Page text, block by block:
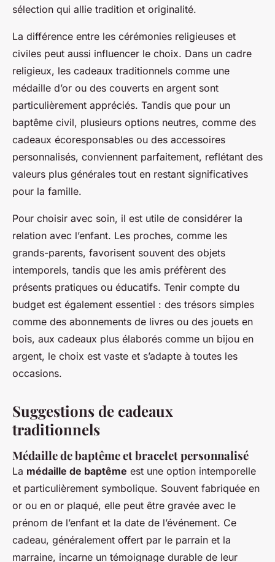
sélection qui allie tradition et originalité.
La différence entre les cérémonies religieuses et
civiles peut aussi influencer le choix. Dans un cadre
religieux, les cadeaux traditionnels comme une
médaille d’or ou des couverts en argent sont
particulièrement appréciés. Tandis que pour un
baptême civil, plusieurs options neutres, comme des
cadeaux écoresponsables ou des accessoires
personnalisés, conviennent parfaitement, reflétant des
valeurs plus générales tout en restant significatives
pour la famille.
Pour choisir avec soin, il est utile de considérer la
relation avec l’enfant. Les proches, comme les
grands-parents, favorisent souvent des objets
intemporels, tandis que les amis préfèrent des
présents pratiques ou éducatifs. Tenir compte du
budget est également essentiel : des trésors simples
comme des abonnements de livres ou des jouets en
bois, aux cadeaux plus élaborés comme un bijou en
argent, le choix est vaste et s’adapte à toutes les
occasions.
Suggestions de cadeaux
traditionnels
Médaille de baptême et bracelet personnalisé
La médaille de baptême est une option intemporelle
et particulièrement symbolique. Souvent fabriquée en
or ou en or plaqué, elle peut être gravée avec le
prénom de l’enfant et la date de l’événement. Ce
cadeau, généralement offert par le parrain et la
marraine, incarne un témoignage durable de leur